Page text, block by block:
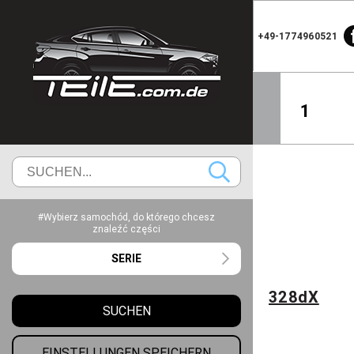
+49-1774960521
1
#Wybierz samochód, do którego chcesz
znaleźć części
SERIE
SUCHEN
328dX